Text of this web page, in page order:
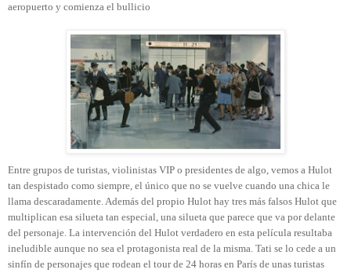
aeropuerto y comienza el bullicio
Entre grupos de turistas, violinistas VIP o presidentes de algo, vemos a Hulot
tan despistado como siempre, el único que no se vuelve cuando una chica le
llama descaradamente. Además del propio Hulot hay tres más falsos Hulot que
multiplican esa silueta tan especial, una silueta que parece que va por delante
del personaje. La intervención del Hulot verdadero en esta película resultaba
ineludible aunque no sea el protagonista real de la misma. Tati se lo cede a un
sinfín de personajes que rodean el tour de 24 horas en París de unas turistas